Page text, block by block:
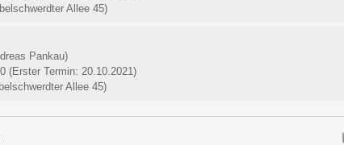
Allee 45)
Pankau)
(Erster Termin: 20.10.2021)
Allee 45)